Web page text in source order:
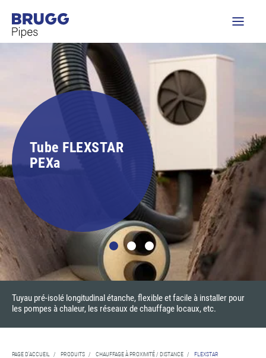
Tube FLEXSTAR
PEXa
Tuyau pré-isolé longitudinal étanche, flexible et facile à installer pour
les pompes à chaleur, les réseaux de chauffage locaux, etc.
PAGE D'ACCUEIL / PRODUITS / CHAUFFAGE À PROXIMITÉ / DISTANCE / FLEXSTAR